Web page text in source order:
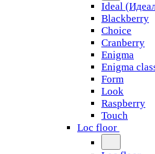
Ideal
Blackberry
Choice
Cranberry
Enigma
Enigma
Form
Look
Raspberry
Touch
Loc floor